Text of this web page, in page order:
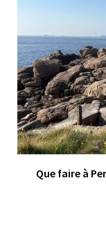
Que faire à